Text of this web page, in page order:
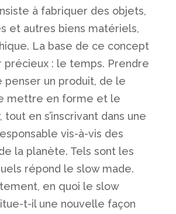
à fabriquer des objets,
et autres biens matériels,
La base de ce concept
précieux : le temps. Prendre
penser un produit, de le
mettre en forme et le
tout en s’inscrivant dans une
vis-à-vis des
la planète. Tels sont les
répond le slow made.
en quoi le slow
t-il une nouvelle façon